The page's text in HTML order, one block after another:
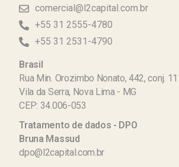
comercial@l2capital.com.br
+55 31 2555-4780
+55 31 2531-4790
Brasil
Rua Min. Orozimbo Nonato, 442, conj.
Vila da Serra, Nova Lima - MG
CEP: 34.006-053
Tratamento de dados - DPO
Bruna Massud
dpo@l2capital.com.br